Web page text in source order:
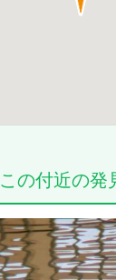
この付近の発